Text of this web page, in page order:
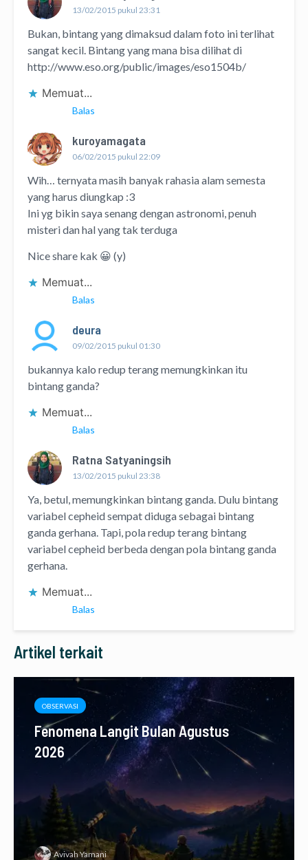
13/02/2015 pukul 23:31
Bukan, bintang yang dimaksud dalam foto ini terlihat
sangat kecil. Bintang yang mana bisa dilihat di
http://www.eso.org/public/images/eso1504b/
Memuat...
Balas
kuroyamagata
06/02/2015 pukul 22:09
Wih… ternyata masih banyak rahasia alam semesta
yang harus diungkap :3
Ini yg bikin saya senang dengan astronomi, penuh
misteri dan hal yang tak terduga
Nice share kak 😀 (y)
Memuat...
Balas
deura
09/02/2015 pukul 01:30
bukannya kalo redup terang memungkinkan itu
bintang ganda?
Memuat...
Balas
Ratna Satyaningsih
13/02/2015 pukul 23:38
Ya, betul, memungkinkan bintang ganda. Dulu bintang
variabel cepheid sempat diduga sebagai bintang
ganda gerhana. Tapi, pola redup terang bintang
variabel cepheid berbeda dengan pola bintang ganda
gerhana.
Memuat...
Balas
Artikel terkait
OBSERVASI
Fenomena Langit Bulan Agustus
2026
Avivah Yamani